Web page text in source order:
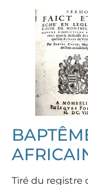
Tiré du registre